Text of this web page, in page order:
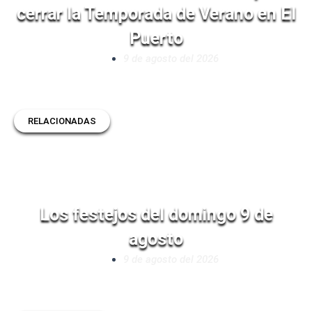
cerrar la Temporada de Verano en El
Puerto
RELACIONADAS
Los festejos del domingo 9 de
agosto